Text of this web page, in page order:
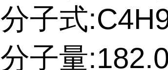
分子式
分子量